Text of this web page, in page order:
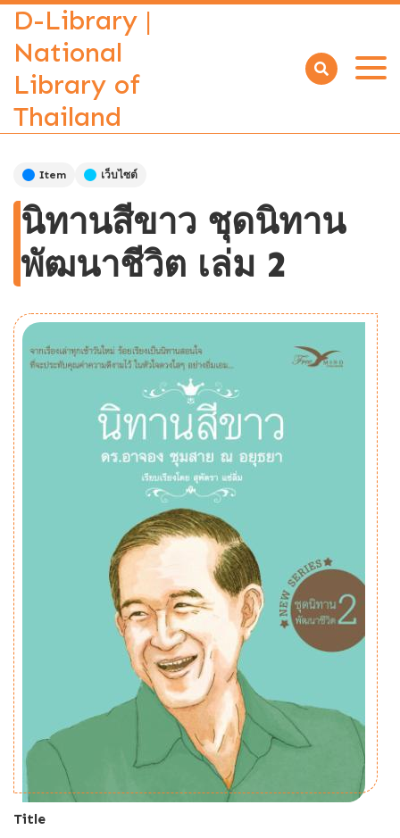
D-Library |
National
Library of
Thailand
Open
Item เว็บไซต์
นิทานสีขาว ชุดนิทาน
พัฒนาชีวิต เล่ม 2
Title